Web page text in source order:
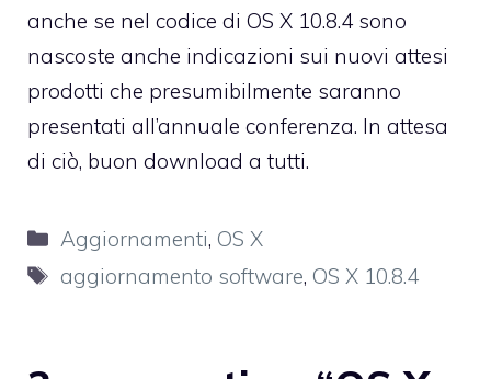
anche se nel codice di OS X 10.8.4 sono
nascoste anche indicazioni sui nuovi attesi
prodotti che presumibilmente saranno
presentati all’annuale conferenza. In attesa
di ciò, buon download a tutti.
Categorie
Aggiornamenti, OS X
Tag
aggiornamento software, OS X 10.8.4